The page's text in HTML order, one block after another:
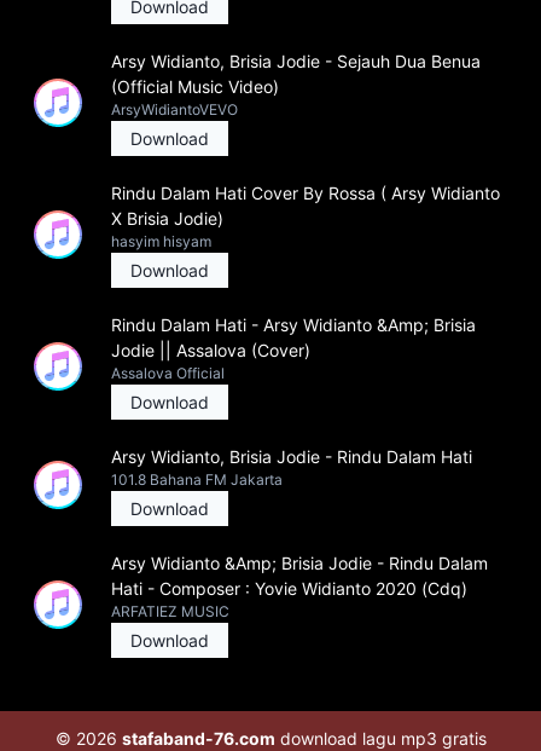
Download
Arsy Widianto, Brisia Jodie - Sejauh Dua Benua
(Official Music Video)
ArsyWidiantoVEVO
Download
Rindu Dalam Hati Cover By Rossa ( Arsy Widianto
X Brisia Jodie)
hasyim hisyam
Download
Rindu Dalam Hati - Arsy Widianto &Amp; Brisia
Jodie || Assalova (Cover)
Assalova Official
Download
Arsy Widianto, Brisia Jodie - Rindu Dalam Hati
101.8 Bahana FM Jakarta
Download
Arsy Widianto &Amp; Brisia Jodie - Rindu Dalam
Hati - Composer : Yovie Widianto 2020 (Cdq)
ARFATIEZ MUSIC
Download
© 2026 stafaband-76.com download lagu mp3 gratis